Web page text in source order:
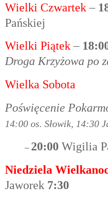
Wielki Czwartek–
Pańskiej
Wielki Piątek–
Droga Krzyżowa po
Wielka Sobota
Poświęcenie
14:00 os. Słowik, 14:30
– 20:00 Wigilia
Niedziela
Jaworek 7:30